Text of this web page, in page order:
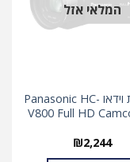
המלאי אזל
מצלמת וידאו Panasonic HC-
V800 Full HD
₪2,244